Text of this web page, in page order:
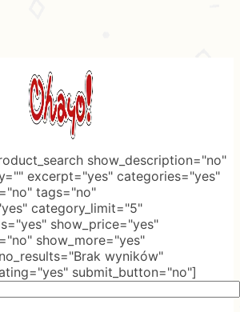
show_description="no"
excerpt="yes" categories="yes"
tags="no"
category_limit="5"
show_price="yes"
show_more="yes"
wyników"
submit_button="no"]